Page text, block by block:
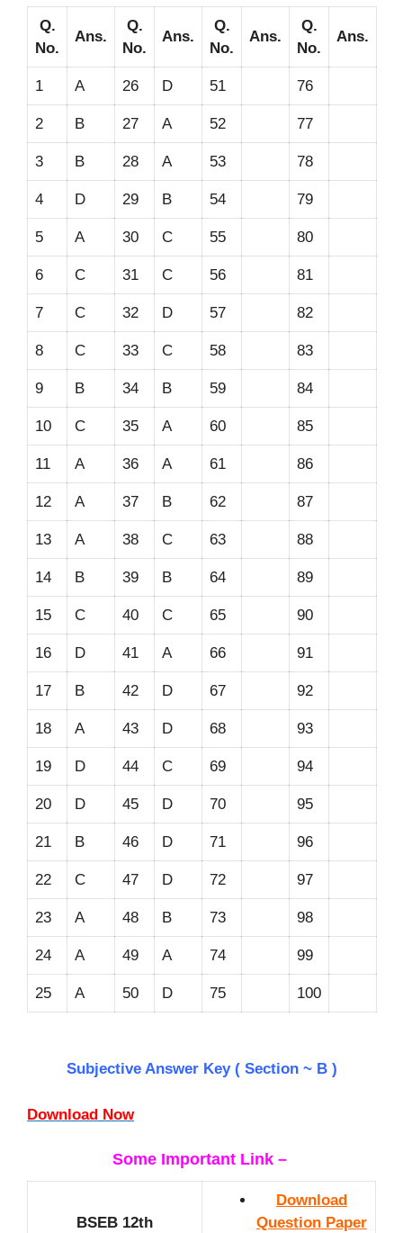
Q.
No.
Ans.
Q.
No.
Ans.
Q.
No.
Ans.
Q.
No.
Ans.
1 A 26 D 51 76
2 B 27 A 52 77
3 B 28 A 53 78
4 D 29 B 54 79
5 A 30 C 55 80
6 C 31 C 56 81
7 C 32 D 57 82
8 C 33 C 58 83
9 B 34 B 59 84
10 C 35 A 60 85
11 A 36 A 61 86
12 A 37 B 62 87
13 A 38 C 63 88
14 B 39 B 64 89
15 C 40 C 65 90
16 D 41 A 66 91
17 B 42 D 67 92
18 A 43 D 68 93
19 D 44 C 69 94
20 D 45 D 70 95
21 B 46 D 71 96
22 C 47 D 72 97
23 A 48 B 73 98
24 A 49 A 74 99
25 A 50 D 75 100
Subjective Answer Key ( Section ~ B )
Download Now
Some Important Link –
BSEB 12th
Download
Question Paper